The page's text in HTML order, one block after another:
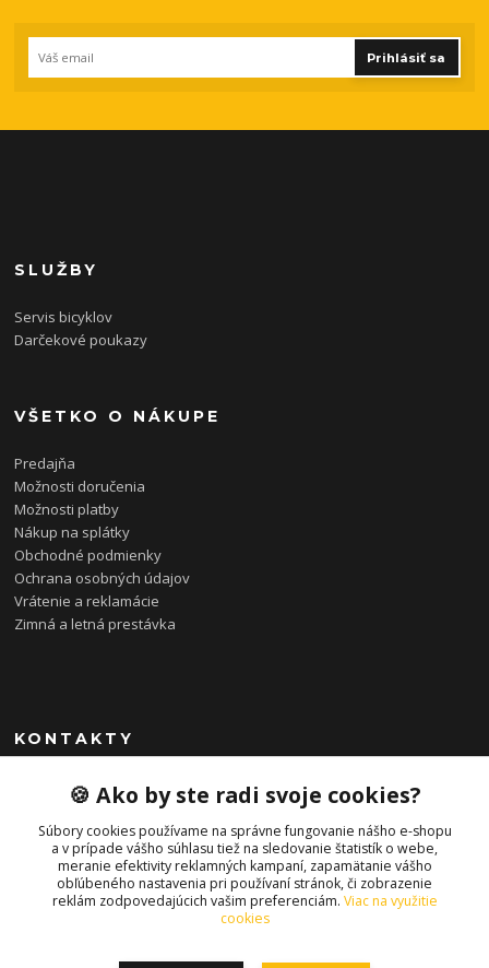
Prihlásiť sa
SLUŽBY
Servis bicyklov
Darčekové poukazy
VŠETKO O NÁKUPE
Predajňa
Možnosti doručenia
Možnosti platby
Nákup na splátky
Obchodné podmienky
Ochrana osobných údajov
Vrátenie a reklamácie
Zimná a letná prestávka
KONTAKTY
0948 085 857
(Ut-Pia 11-19 hod., So 09-14 hod.)
info@bonkybike.sk
🍪 Ako by ste radi svoje cookies?
Súbory cookies používame na správne fungovanie nášho e-shopu
a v prípade vášho súhlasu tiež na sledovanie štatistík o webe,
meranie efektivity reklamných kampaní, zapamätanie vášho
obľúbeného nastavenia pri používaní stránok, či zobrazenie
reklám zodpovedajúcich vašim preferenciám. Viac na využitie
cookies